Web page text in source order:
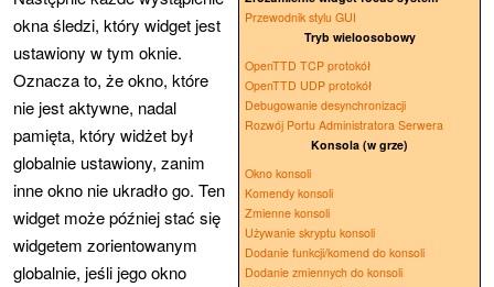
Przewodnik stylu GUI
Tryb wieloosobowy
OpenTTD TCP protokół
OpenTTD UDP protokół
Debugowanie desynchronizacji
Rozwój Portu Administratora Serwera
Konsola (w grze)
Okno konsoli
Komendy konsoli
Zmienne konsoli
Używanie skryptu konsoli
Dodanie funkcji/komend do konsoli
Dodanie zmiennych do konsoli
okna śledzi, który widget jest
ustawiony w tym oknie.
Oznacza to, że okno, które
nie jest aktywne, nadal
pamięta, który widżet był
globalnie ustawiony, zanim
inne okno nie ukradło go. Ten
widget może później stać się
widgetem zorientowanym
globalnie, jeśli jego okno